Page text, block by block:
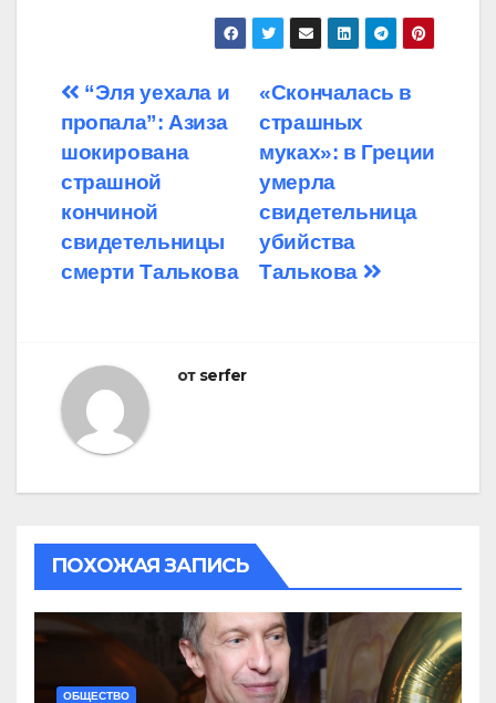
Навигация
по
записям
«Скончалась в
страшных
муках»: в Греции
умерла
свидетельница
убийства
Талькова
“Эля уехала и
пропала”: Азиза
шокирована
страшной
кончиной
свидетельницы
смерти Талькова
от serfer
ПОХОЖАЯ ЗАПИСЬ
ОБЩЕСТВО